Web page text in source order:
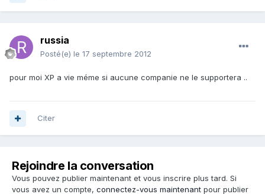
russia
Posté(e) le 17 septembre 2012
pour moi XP a vie méme si aucune companie ne le supportera ..
Citer
Rejoindre la conversation
Vous pouvez publier maintenant et vous inscrire plus tard. Si
vous avez un compte, connectez-vous maintenant pour publier